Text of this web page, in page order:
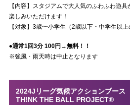
【内容】スタジアムで大人気のふわふわ遊
楽しみいただけます！
【対象】3歳〜小学生（2歳以下・中学生以上
●通常1回3分 100円→無料！！
※強風・雨天時は中止となります
2024Jリーグ気候アクションブース
TH!NK THE BALL PROJECT®